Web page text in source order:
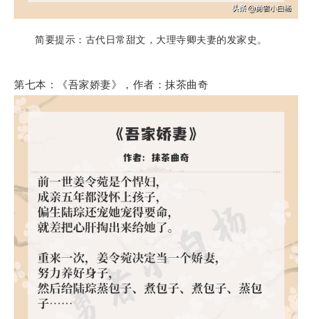
简要提示：古代日常甜文，大理寺卿夫妻的发家史。
第七本：《吾家娇妻》，作者：抹茶曲奇